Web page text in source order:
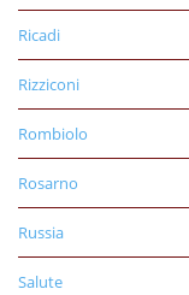
Ricadi
Rizziconi
Rombiolo
Rosarno
Russia
Salute